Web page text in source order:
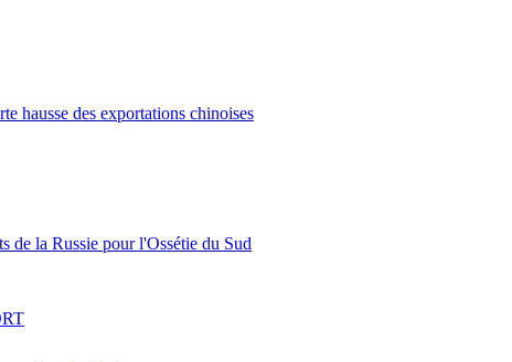
hausse des exportations chinoises
de la Russie pour l'Ossétie du Sud